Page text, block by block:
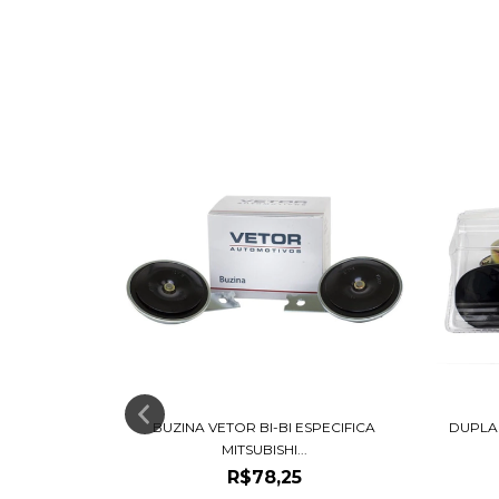
BUZINA VETOR BI-BI ESPECIFICA
MITSUBISHI...
R$78,25